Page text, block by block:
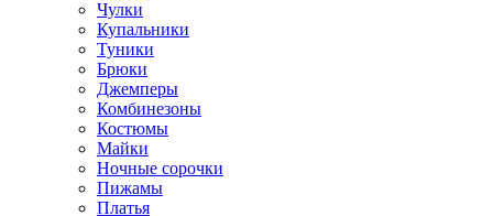
Чулки
Купальники
Туники
Брюки
Джемперы
Комбинезоны
Костюмы
Майки
Ночные сорочки
Пижамы
Платья